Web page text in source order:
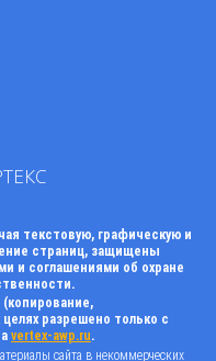
текстовую, графическую и
страниц, защищены
и соглашениями об охране
разрешено только с
vertex-awp.ru.
сайта в некоммерческих